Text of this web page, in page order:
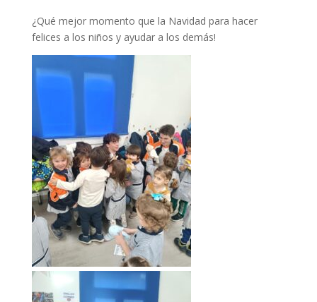
¿Qué mejor momento que la Navidad para hacer
felices a los niños y ayudar a los demás!